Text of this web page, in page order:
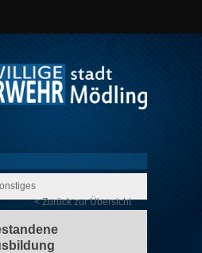
< Zurück zur Übersicht